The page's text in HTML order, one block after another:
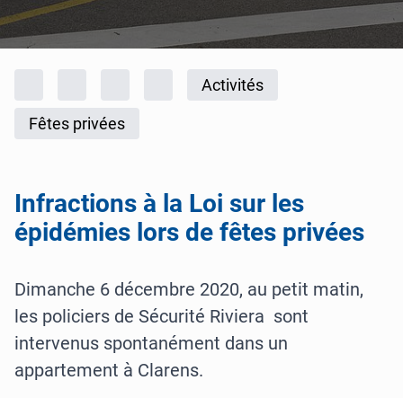
Rapports d'activités
Police cantonaleActivités
Fêtes privées
Infractions à la Loi sur les
épidémies lors de fêtes privées
Dimanche 6 décembre 2020, au petit matin,
les policiers de Sécurité Riviera sont
intervenus spontanément dans un
appartement à Clarens.